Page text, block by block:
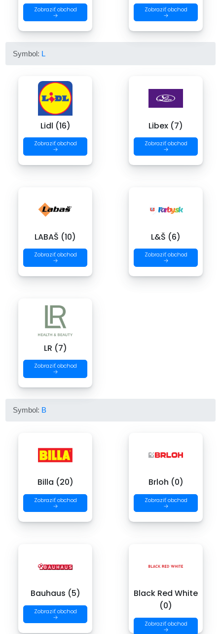
Zobraziť obchod
→
Zobraziť obchod
→
Symbol: L
Lidl (16)
Zobraziť obchod
→
Libex (7)
Zobraziť obchod
→
LABAŠ (10)
Zobraziť obchod
→
L&Š (6)
Zobraziť obchod
→
LR (7)
Zobraziť obchod
→
Symbol: B
Billa (20)
Zobraziť obchod
→
Brloh (0)
Zobraziť obchod
→
Bauhaus (5)
Zobraziť obchod
→
Black Red White
(0)
Zobraziť obchod
→